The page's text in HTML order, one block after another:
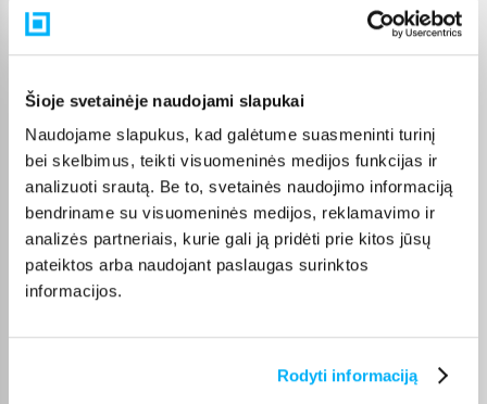
Šioje svetainėje naudojami slapukai
Naudojame slapukus, kad galėtume suasmeninti turinį
bei skelbimus, teikti visuomeninės medijos funkcijas ir
analizuoti srautą. Be to, svetainės naudojimo informaciją
bendriname su visuomeninės medijos, reklamavimo ir
analizės partneriais, kurie gali ją pridėti prie kitos jūsų
pateiktos arba naudojant paslaugas surinktos
informacijos.
Rodyti informaciją
savybes, funkcionalumą, komplektaciją, garantijos sąlygas bei
taikomus specialius pasiūlymus.
pasiūlymus ir patogiai palyginti Attitude prekes tarpusavyje.
informaciją ir prekės aprašymą, kad galėtumėte priimti patogų
ir apgalvotą sprendimą.
Palyginkite Attitude prekes BIGBOX.LT ir išsirinkite
DUK